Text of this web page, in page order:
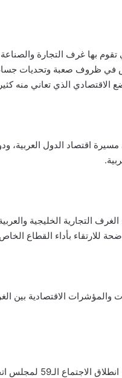
تقوم بها غرف التجارة
في ظروف صعبة وتحديات جسام
الاقتصادي الذي تعاني منه
اقتصاد الدول العربية،
التجارية الخليجية
للارتقاء بأداء القطاع
والمؤشرات الاقتصادية بين
يشار إلى أن